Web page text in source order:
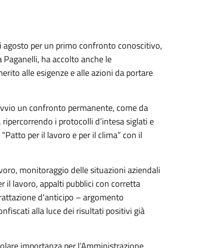
per un primo confronto conoscitivo,
ha accolto anche le
alle esigenze e alle azioni da portare
un confronto permanente, come da
i protocolli d’intesa siglati e
per il lavoro e per il clima” con il
monitoraggio delle situazioni aziendali
il lavoro, appalti pubblici con corretta
d'anticipo – argomento
alla luce dei risultati positivi già